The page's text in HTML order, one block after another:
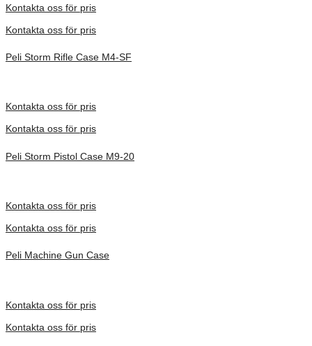
Kontakta oss för pris
Kontakta oss för pris
Peli Storm Rifle Case M4-SF
Kontakta oss för pris
Kontakta oss för pris
Peli Storm Pistol Case M9-20
Kontakta oss för pris
Kontakta oss för pris
Peli Machine Gun Case
Kontakta oss för pris
Kontakta oss för pris